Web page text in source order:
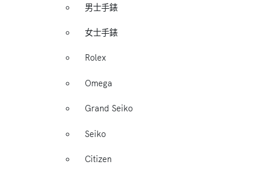
男士手錶
女士手錶
Rolex
Omega
Grand Seiko
Seiko
Citizen